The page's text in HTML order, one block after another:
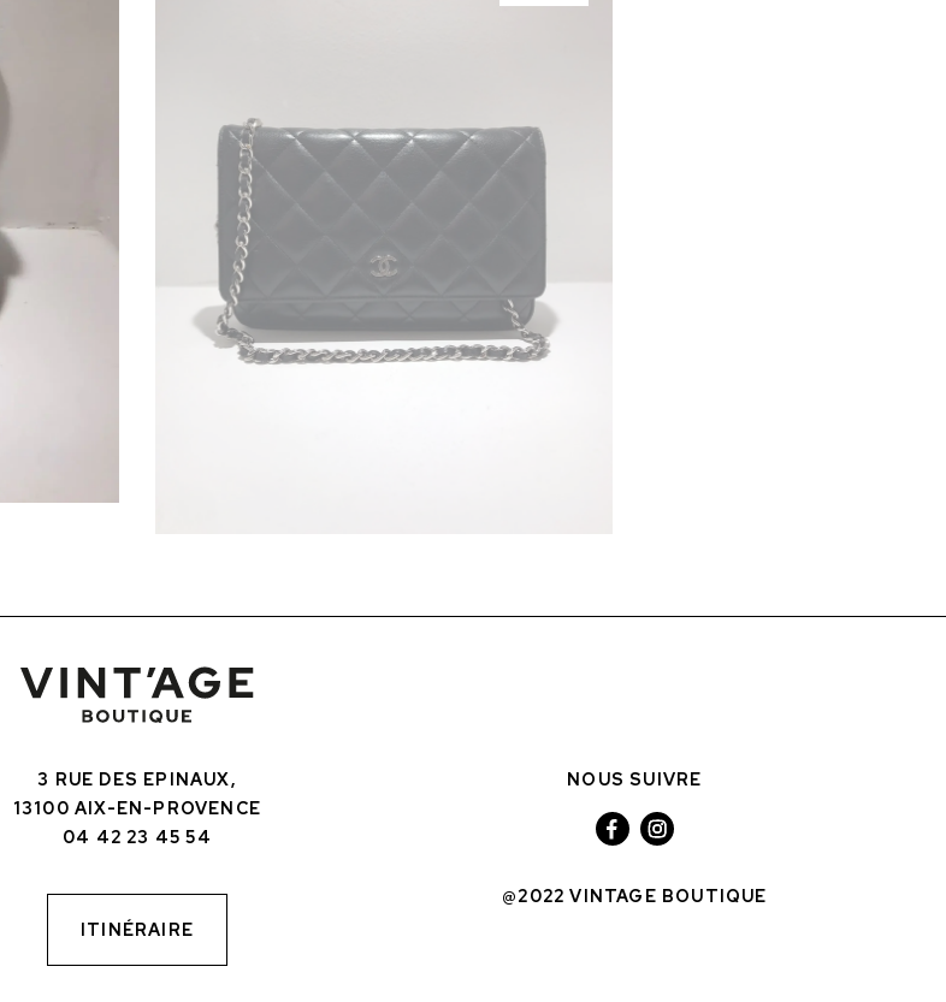
3 RUE DES EPINAUX,
13100 AIX-EN-PROVENCE
04 42 23 45 54
ITINÉRAIRE
NOUS SUIVRE
@2022 VINTAGE BOUTIQUE